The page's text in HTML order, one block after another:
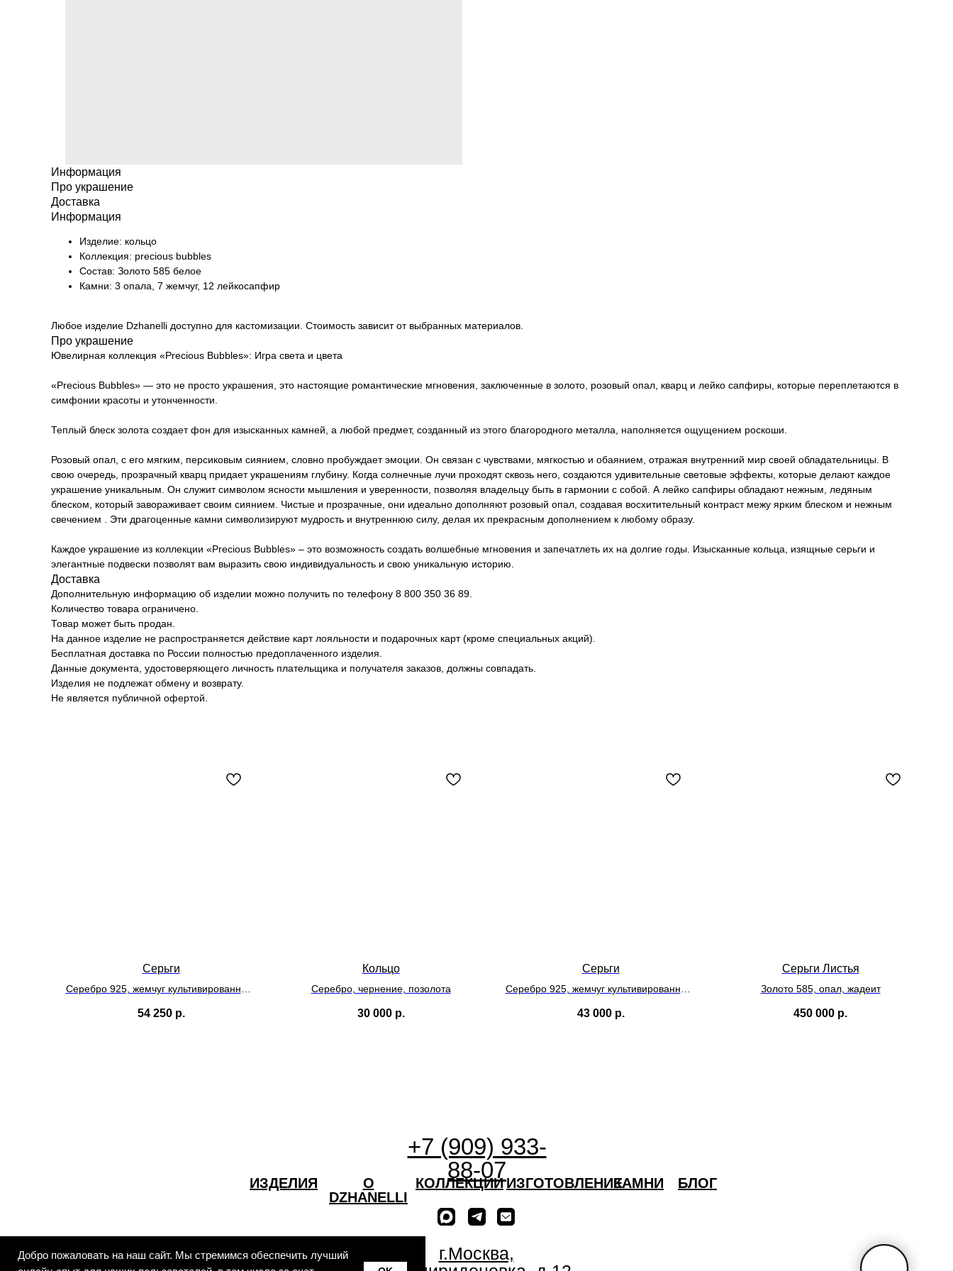
Информация
Про украшение
Доставка
Информация
Изделие: кольцо
Коллекция: precious bubbles
Состав: Золото 585 белое
Камни: 3 опала, 7 жемчуг, 12 лейкосапфир
Любое изделие Dzhanelli доступно для кастомизации. Стоимость зависит от выбранных материалов.
Про украшение
Ювелирная коллекция «Precious Bubbles»: Игра света и цвета
«Precious Bubbles» — это не просто украшения, это настоящие романтические мгновения, заключенные в золото, розовый опал, кварц и лейко сапфиры, которые переплетаются в
симфонии красоты и утонченности.
Теплый блеск золота создает фон для изысканных камней, а любой предмет, созданный из этого благородного металла, наполняется ощущением роскоши.
Розовый опал, с его мягким, персиковым сиянием, словно пробуждает эмоции. Он связан с чувствами, мягкостью и обаянием, отражая внутренний мир своей обладательницы. В
свою очередь, прозрачный кварц придает украшениям глубину. Когда солнечные лучи проходят сквозь него, создаются удивительные световые эффекты, которые делают каждое
украшение уникальным. Он служит символом ясности мышления и уверенности, позволяя владельцу быть в гармонии с собой. А лейко сапфиры обладают нежным, ледяным
блеском, который завораживает своим сиянием. Чистые и прозрачные, они идеально дополняют розовый опал, создавая восхитительный контраст межу ярким блеском и нежным
свечением . Эти драгоценные камни символизируют мудрость и внутреннюю силу, делая их прекрасным дополнением к любому образу.
Каждое украшение из коллекции «Precious Bubbles» – это возможность создать волшебные мгновения и запечатлеть их на долгие годы. Изысканные кольца, изящные серьги и
элегантные подвески позволят вам выразить свою индивидуальность и свою уникальную историю.
Доставка
Дополнительную информацию об изделии можно получить по телефону 8 800 350 36 89.
Количество товара ограничено.
Товар может быть продан.
На данное изделие не распространяется действие карт лояльности и подарочных карт (кроме специальных акций).
Бесплатная доставка по России полностью предоплаченного изделия.
Данные документа, удостоверяющего личность плательщика и получателя заказов, должны совпадать.
Изделия не подлежат обмену и возврату.
Не является публичной офертой.
Серьги
Серебро 925, жемчуг культивированный,
54 250 р.
Кольцо
Серебро, чернение, позолота
30 000 р.
Серьги
Серебро 925, жемчуг культивированный,
43 000 р.
Серьги Листья
Золото 585, опал, жадеит
450 000 р.
+7 (909) 933-
88-07
г.Москва,
ИЗГОТОВЛЕНИЕКАМНИ
КОЛЛЕКЦИИ БЛОГ
ИЗДЕЛИЯ
О
DZHANELLI
Добро пожаловать на наш сайт. Мы стремимся обеспечить лучший